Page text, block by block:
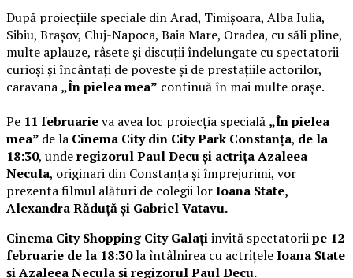
După proiecțiile speciale din Arad, Timișoara, Alba Iulia,
Sibiu, Brașov, Cluj-Napoca, Baia Mare, Oradea, cu săli pline,
multe aplauze, râsete și discuții îndelungate cu spectatorii
curioși și încântați de poveste și de prestațiile actorilor,
caravana „În pielea mea” continuă în mai multe orașe.
Pe 11 februarieva avea loc proiecția specială „În pielea
mea” de la Cinema City din City Park Constanța, de la
18:30, underegizorul Paul Decu și actrița Azaleea
Necula, originari din Constanța și împrejurimi, vor
prezenta filmul alături de colegii lorIoana State,
Alexandra Răduță și Gabriel Vatavu.
Cinema City Shopping City Galațiinvită spectatoriipe 12
februarie de la 18:30la întâlnirea cu actrițeleIoana State
și Azaleea Necula și regizorul Paul Decu.